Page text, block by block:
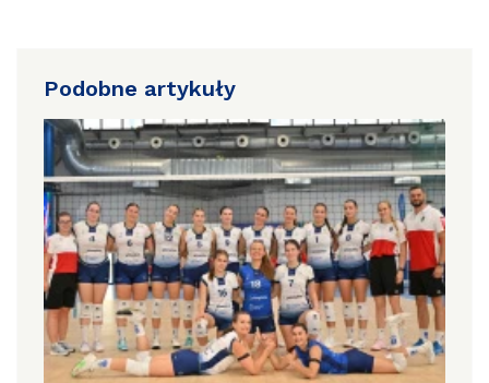
Podobne artykuły